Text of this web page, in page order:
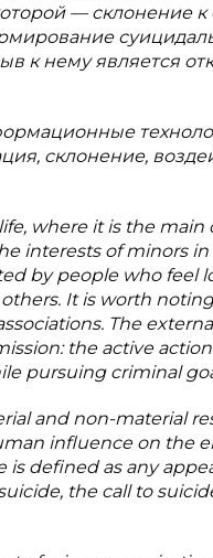
— склонение
к нему является
склонение,
where it is the main
interests of minors
by people who feel
It is worth
The
the active
pursuing criminal
and non-material
influence on the
defined as any
the call to